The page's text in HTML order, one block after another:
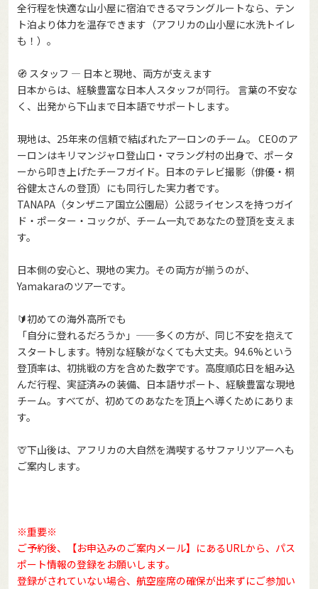
全行程を快適な山小屋に宿泊できるマラングルートなら、テン
ト泊より体力を温存できます（アフリカの山小屋に水洗トイレ
も！）。
🧭 スタッフ — 日本と現地、両方が支えます
日本からは、経験豊富な日本人スタッフが同行。 言葉の不安な
く、出発から下山まで日本語でサポートします。
現地は、25年来の信頼で結ばれたアーロンのチーム。 CEOのア
ーロンはキリマンジャロ登山口・マラング村の出身で、ポータ
ーから叩き上げたチーフガイド。日本のテレビ撮影（俳優・桐
谷健太さんの登頂）にも同行した実力者です。
TANAPA（タンザニア国立公園局）公認ライセンスを持つガイ
ド・ポーター・コックが、チーム一丸であなたの登頂を支えま
す。
日本側の安心と、現地の実力。その両方が揃うのが、
Yamakaraのツアーです。
🔰初めての海外高所でも
「自分に登れるだろうか」——多くの方が、同じ不安を抱えて
スタートします。特別な経験がなくても大丈夫。94.6%という
登頂率は、初挑戦の方を含めた数字です。高度順応日を組み込
んだ行程、実証済みの装備、日本語サポート、経験豊富な現地
チーム。すべてが、初めてのあなたを頂上へ導くためにありま
す。
🦒下山後は、アフリカの大自然を満喫するサファリツアーへも
ご案内します。
※重要※
ご予約後、【お申込みのご案内メール】にあるURLから、パス
ポート情報の登録をお願いします。
登録がされていない場合、航空座席の確保が出来ずにご参加い